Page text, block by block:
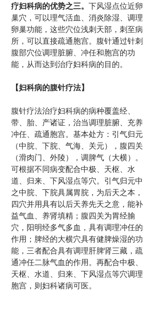
疗妇科病的优势之三。 下风湿点位近卵
巢穴，可以理气活血、消炎除湿、调理
卵巢功能，这些穴位浅刺天部，刺至病
所，可以直接疏通胞宫。腹针通过针刺
腹部穴位调理脏腑、冲任和胞宫的功
能，从而达到治疗妇科病的目的。
【妇科病的腹针疗法】
腹针疗法治疗妇科病的病种覆盖经、
带、胎、产诸证，治当调理脏腑、充养
冲任、疏通胞宫。基本处方：引气归元
（中脘、下脘、气海、关元），腹四关
（滑肉门、外陵），调脾气（大横）。
可根据不同病变配合中极、天枢、水
道、归来、下风湿点等穴。引气归元中
之中脘、下脘具属胃脘，为后天之本，
四穴并用具有以后天养先天之意，能补
益气血、养肾填精；腹四关为胃经腧
穴，阳明经多气多血，具有调理冲任的
作用；脾经的大横穴具有健脾燥湿的功
能，三者配合具有调理肝脾肾三藏，疏
通冲任二脉气血的作用。再配合中极、
天枢、水道、归来、下风湿点等穴调理
胞宫，则妇科诸病可医。